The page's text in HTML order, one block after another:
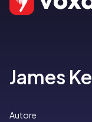
James
Autore